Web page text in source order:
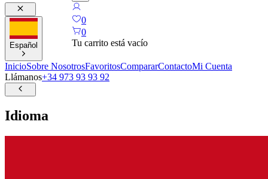
0
0
Tu carrito está vacío
Español
InicioSobre NosotrosFavoritosCompararContactoMi Cuenta
Llámanos+34 973 93 93 92
Idioma